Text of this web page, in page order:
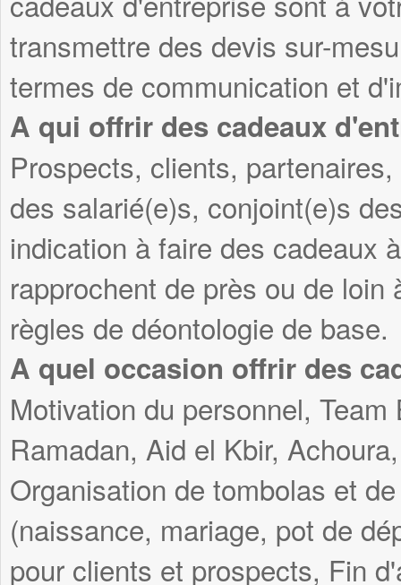
transmettre des devis sur-
termes de communication et
A qui offrir des cadeaux
Prospects, clients,
des salarié(e)s, conjoint(e)s
indication à faire des cadeaux
rapprochent de près ou de
règles de déontologie de base.
A quel occasion offrir des
Motivation du personnel,
Ramadan, Aid el Kbir,
Organisation de tombolas et
(naissance, mariage, pot de
pour clients et prospects, Fin